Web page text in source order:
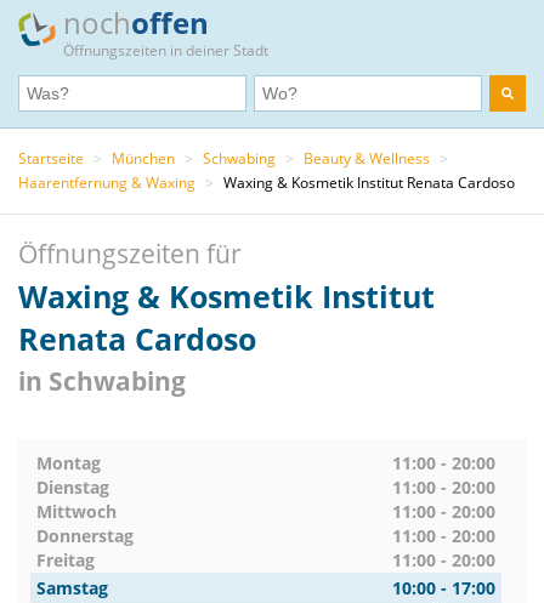
nochoffen
Öffnungszeiten in deiner Stadt
Startseite > München > Schwabing > Beauty & Wellness >
Haarentfernung & Waxing > Waxing & Kosmetik Institut Renata Cardoso
Öffnungszeiten für
Waxing & Kosmetik Institut
Renata Cardoso
in Schwabing
Montag
11:00 - 20:00
Dienstag
11:00 - 20:00
Mittwoch
11:00 - 20:00
Donnerstag
11:00 - 20:00
Freitag
11:00 - 20:00
Samstag
10:00 - 17:00